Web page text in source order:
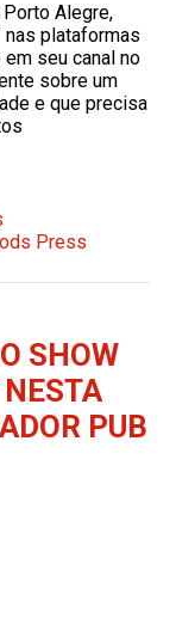
Porto Alegre,
nas plataformas
seu canal no
sobre um
e que precisa
Press
SHOW
PUB